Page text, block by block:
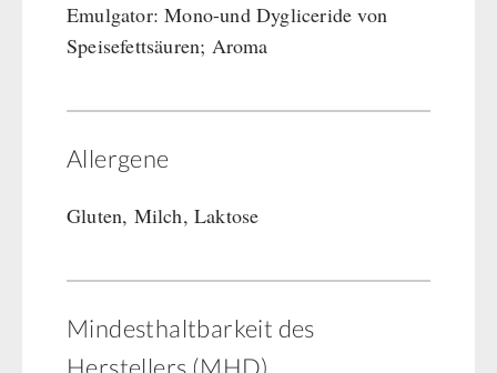
Emulgator: Mono-und Dygliceride von
Speisefettsäuren; Aroma
Allergene
Gluten, Milch, Laktose
Mindesthaltbarkeit des